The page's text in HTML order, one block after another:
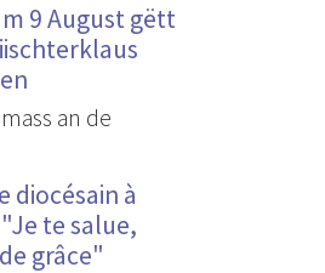
9 August gëtt
an de
diocésain à
te salue,
grâce"